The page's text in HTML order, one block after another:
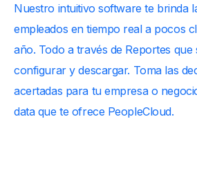
Nuestro intuitivo software te brinda
empleados en tiempo real a pocos
año. Todo a través de Reportes que
configurar y descargar. Toma las
acertadas para tu empresa o
data que te ofrece PeopleCloud.